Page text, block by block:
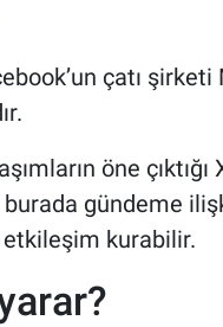
çatı
öne
burada gündeme
kurabilir.